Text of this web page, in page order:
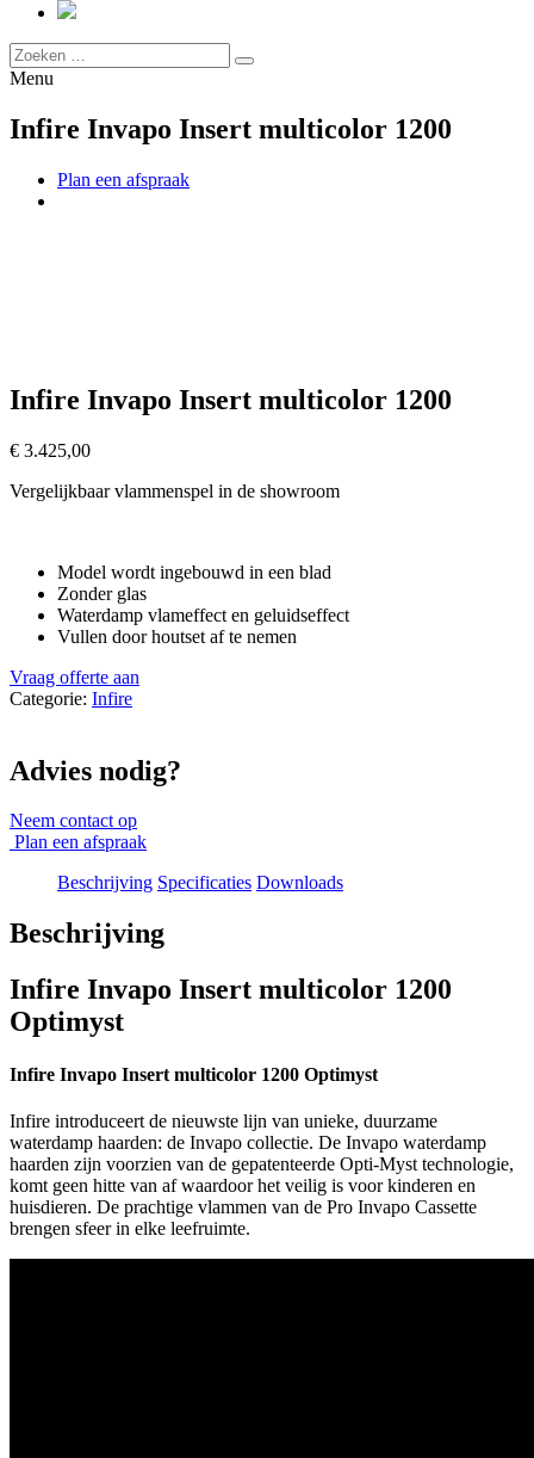
Menu
Infire Invapo Insert multicolor 1200
Plan een afspraak
Infire Invapo Insert multicolor 1200
€ 3.425,00
Vergelijkbaar vlammenspel in de showroom
Model wordt ingebouwd in een blad
Zonder glas
Waterdamp vlameffect en geluidseffect
Vullen door houtset af te nemen
Vraag offerte aan
Categorie: Infire
Advies nodig?
Neem contact op
Plan een afspraak
Beschrijving Specificaties Downloads
Beschrijving
Infire Invapo Insert multicolor 1200
Optimyst
Infire Invapo Insert multicolor 1200 Optimyst
Infire introduceert de nieuwste lijn van unieke, duurzame
waterdamp haarden: de Invapo collectie. De Invapo waterdamp
haarden zijn voorzien van de gepatenteerde Opti-Myst technologie,
komt geen hitte van af waardoor het veilig is voor kinderen en
huisdieren. De prachtige vlammen van de Pro Invapo Cassette
brengen sfeer in elke leefruimte.